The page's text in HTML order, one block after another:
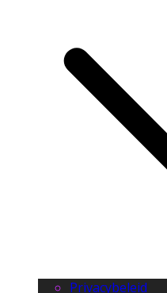
Privacybeleid